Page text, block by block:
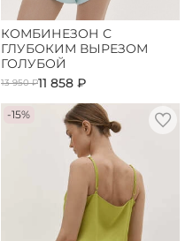
КОМБИНЕЗОН С
ГЛУБОКИМ ВЫРЕЗОМ
ГОЛУБОЙ
13 950 ₽11 858 ₽
-15%